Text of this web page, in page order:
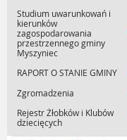
Studium uwarunkowań i
kierunków
zagospodarowania
przestrzennego gminy
Myszyniec
RAPORT O STANIE GMINY
Zgromadzenia
Rejestr Żłobków i Klubów
dziecięcych